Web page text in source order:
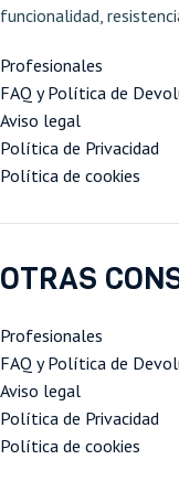
funcionalidad,
Profesionales
FAQ y Política de
Aviso legal
Política de Privacidad
Política de cookies
OTRAS
Profesionales
FAQ y Política de
Aviso legal
Política de Privacidad
Política de cookies